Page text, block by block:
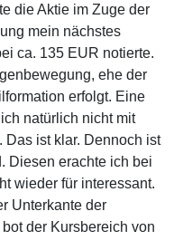
die Aktie im Zuge der
mein nächstes
ca. 135 EUR notierte.
ehe der
erfolgt. Eine
natürlich nicht mit
ist klar. Dennoch ist
Diesen erachte ich bei
wieder für interessant.
Unterkante der
der Kursbereich von